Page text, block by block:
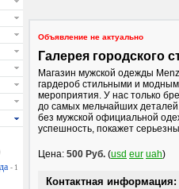
Объявление не актуально
Галерея городского
Магазин мужской одежды
гардероб стильными и
мероприятия. У нас только
до самых мельчайших
без мужской официальной
успешность, покажет
Цена: 500 Руб. (usd eur uah)
Контактная информация:
- 1